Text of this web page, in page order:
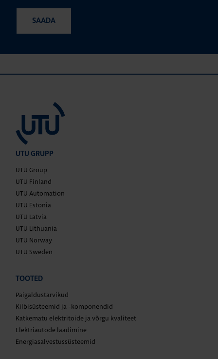
UTU GRUPP
UTU Group
UTU Finland
UTU Automation
UTU Estonia
UTU Latvia
UTU Lithuania
UTU Norway
UTU Sweden
TOOTED
Paigaldustarvikud
Kilbisüsteemid ja -komponendid
Katkematu elektritoide ja võrgu kvaliteet
Elektriautode laadimine
Energiasalvestussüsteemid